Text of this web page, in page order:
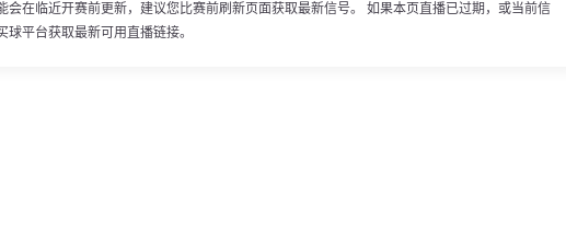
会在临近开赛前更新，建议您比赛前刷新页面获取最新信号。 如果本页直播已过期，或当前信
平台获取最新可用直播链接。